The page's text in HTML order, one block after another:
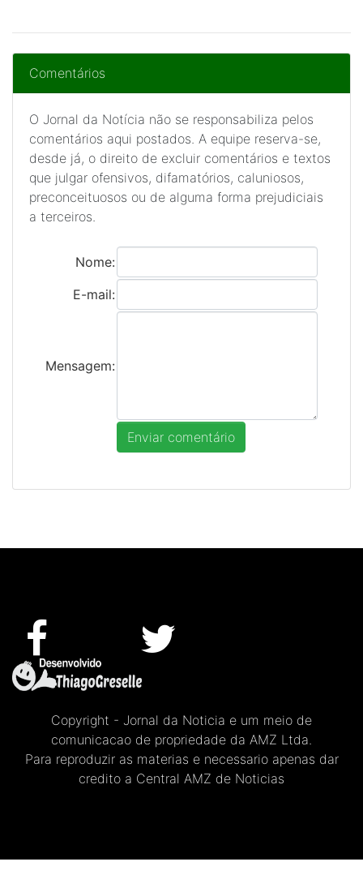
Comentários
O Jornal da Notícia não se responsabiliza pelos
comentários aqui postados. A equipe reserva-se,
desde já, o direito de excluir comentários e textos
que julgar ofensivos, difamatórios, caluniosos,
preconceituosos ou de alguma forma prejudiciais
a terceiros.
Nome:
E-mail:
Mensagem:
Copyright - Jornal da Noticia e um meio de
comunicacao de propriedade da AMZ Ltda.
Para reproduzir as materias e necessario apenas dar
credito a Central AMZ de Noticias